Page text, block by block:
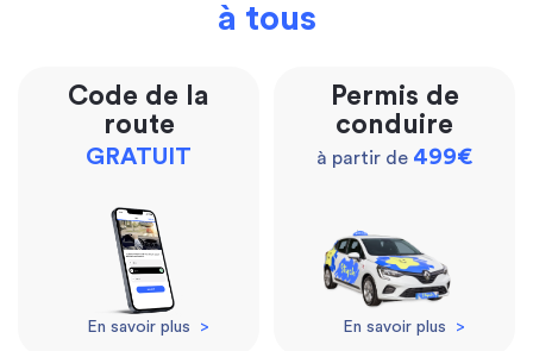
à tous
Code de la
route
GRATUIT
En savoir plus >
Permis de
conduire
à partir de 499€
En savoir plus >